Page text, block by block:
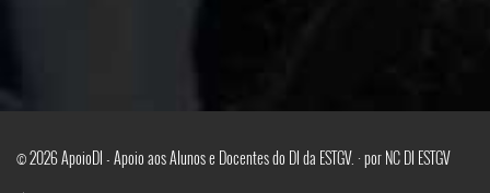
© 2026 ApoioDI - Apoio aos Alunos e Docentes do DI da ESTGV. · por NC DI ESTGV